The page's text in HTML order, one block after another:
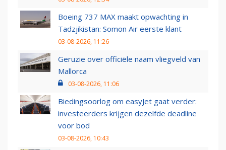
Boeing 737 MAX maakt opwachting in
Tadzjikistan: Somon Air eerste klant
03-08-2026, 11:26
Geruzie over officiële naam vliegveld van
Mallorca
03-08-2026, 11:06
Biedingsoorlog om easyJet gaat verder:
investeerders krijgen dezelfde deadline
voor bod
03-08-2026, 10:43